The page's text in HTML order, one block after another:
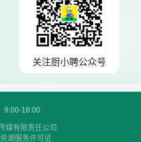
关注厨小聘公众号
9:00-18:00
媒有限责任公司
源服务许可证